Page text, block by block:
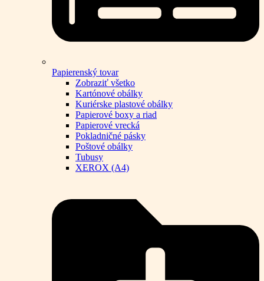
Papierenský tovar
Zobraziť všetko
Kartónové obálky
Kuriérske plastové obálky
Papierové boxy a riad
Papierové vrecká
Pokladničné pásky
Poštové obálky
Tubusy
XEROX (A4)